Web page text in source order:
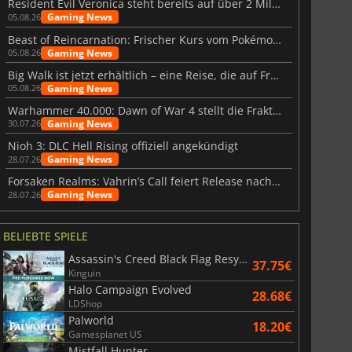
6.75€
WARHAMMER 3
15.48
Resident Evil Veronica steht bereits auf über 2 Millionen Wunschlisten
05.08.26 Gaming News
Beast of Reincarnation: Frischer Kurs vom Pokémon-Studio
05.08.26 Gaming News
Big Walk ist jetzt erhältlich – eine Reise, die auf Freundschaft basiert
05.08.26 Gaming News
Warhammer 40.000: Dawn of War 4 stellt die Fraktion der Necrons vor
30.07.26 Gaming News
Nioh 3: DLC Hell Rising offiziell angekündigt
28.07.26 Gaming News
Forsaken Realms: Vahrin’s Call feiert Release nach 10 Jahren
28.07.26 Gaming News
BELIEBTE SPIELE
Assassin's Creed Black Flag Resynced
Kinguin 37.75€
Halo Campaign Evolved
LDShop 28.68€
Palworld
Gamesplanet US 18.20€